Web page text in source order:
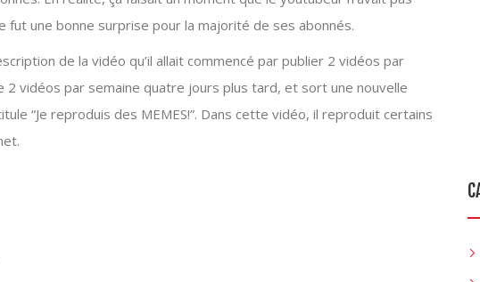
fut une bonne surprise pour la majorité de ses abonnés.
de la vidéo qu’il allait commencé par publier 2 vidéos par
2 vidéos par semaine quatre jours plus tard, et sort une nouvelle
“Je reproduis des MEMES!”. Dans cette vidéo, il reproduit certains